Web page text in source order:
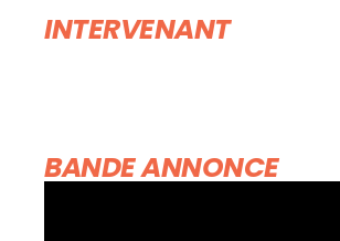
INTERVENANT
BANDE ANNONCE